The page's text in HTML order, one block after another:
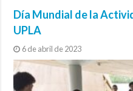
Día Mundial de la
UPLA
6 de abril de 2023